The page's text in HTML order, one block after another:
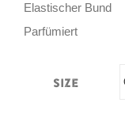
Elastischer Bund
Parfümiert
Size